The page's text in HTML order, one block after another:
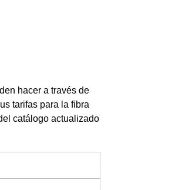
hacer a través de
tarifas para la fibra
catálogo actualizado